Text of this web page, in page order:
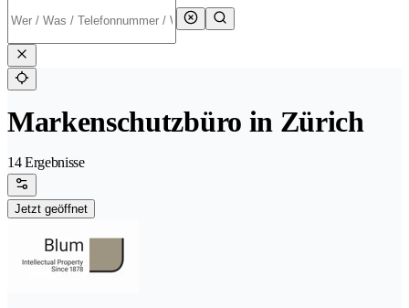
Markenschutzbüro in Zürich
14 Ergebnisse
Jetzt geöffnet